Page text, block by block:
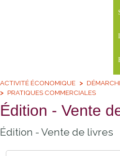
ACTIVITÉ ÉCONOMIQUE
PRATIQUES COMMERCIALES
Édition - Vente
Édition - Vente de livres